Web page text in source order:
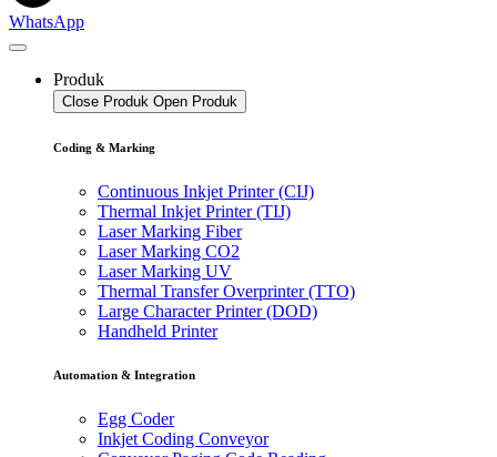
WhatsApp
Produk
Close Produk Open Produk
Coding & Marking
Continuous Inkjet Printer (CIJ)
Thermal Inkjet Printer (TIJ)
Laser Marking Fiber
Laser Marking CO2
Laser Marking UV
Thermal Transfer Overprinter (TTO)
Large Character Printer (DOD)
Handheld Printer
Automation & Integration
Egg Coder
Inkjet Coding Conveyor